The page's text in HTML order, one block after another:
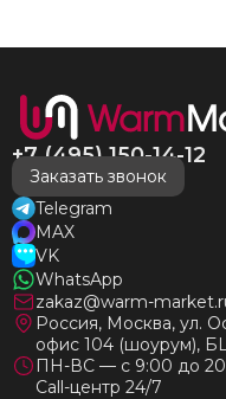
+7 (495) 150-14-12
Заказать звонок
Telegram
MAX
VK
WhatsApp
zakaz@warm-
Россия, Москва, ул.
офис 104 (шоурум),
ПН-ВС — с 9:00 до
Call-центр 24/7